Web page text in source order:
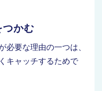
つかむ
必要な理由の一つは、
キャッチするためで